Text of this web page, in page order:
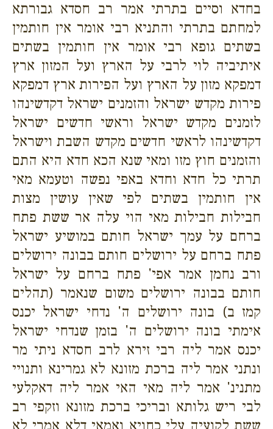
בחדא וסיים בתרתי אמר רב חסדא גבורתא
למחתם בתרתי והתניא רבי אומר אין חותמין
בשתים גופא רבי אומר אין חותמין בשתים
איתיביה לוי לרבי על הארץ ועל המזון ארץ
דמפקא מזון על הארץ ועל הפירות ארץ דמפקא
פירות מקדש ישראל והזמנים ישראל דקדשינהו
לזמנים מקדש ישראל וראשי חדשים ישראל
דקדשינהו לראשי חדשים מקדש השבת וישראל
והזמנים חוץ מזו ומאי שנא הכא חדא היא התם
תרתי כל חדא וחדא באפי נפשה וטעמא מאי
אין חותמין בשתים לפי שאין עושין מצות
חבילות חבילות מאי הוי עלה אר ששת פתח
ברחם על עמך ישראל חותם במושיע ישראל
פתח ברחם על ירושלים חותם בבונה ירושלים
ורב נחמן אמר אפי' פתח ברחם על ישראל
חותם בבונה ירושלים משום שנאמר (תהלים
קמז ב) בונה ירושלים ה' נדחי ישראל יכנס
אימתי בונה ירושלים ה' בזמן שנדחי ישראל
יכנס אמר ליה רבי זירא לרב חסדא ניתי מר
ונתני אמר ליה ברכת מזונא לא גמרינא ותנויי
מתנינ' אמר ליה מאי האי אמר ליה דאקלעי
לבי ריש גלותא ובריכי ברכת מזונא וזקפי רב